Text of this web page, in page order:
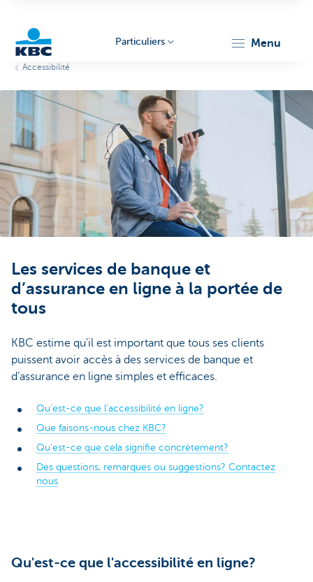
Particuliers menu
Accessibilité
Les services de banque et
d’assurance en ligne à la portée de
tous
KBC estime qu'il est important que tous ses clients
puissent avoir accès à des services de banque et
d’assurance en ligne simples et efficaces.
Qu'est-ce que l'accessibilité en ligne?
Que faisons-nous chez KBC?
Qu’est-ce que cela signifie concrètement?
Des questions, remarques ou suggestions? Contactez
nous
Qu'est-ce que l'accessibilité en ligne?